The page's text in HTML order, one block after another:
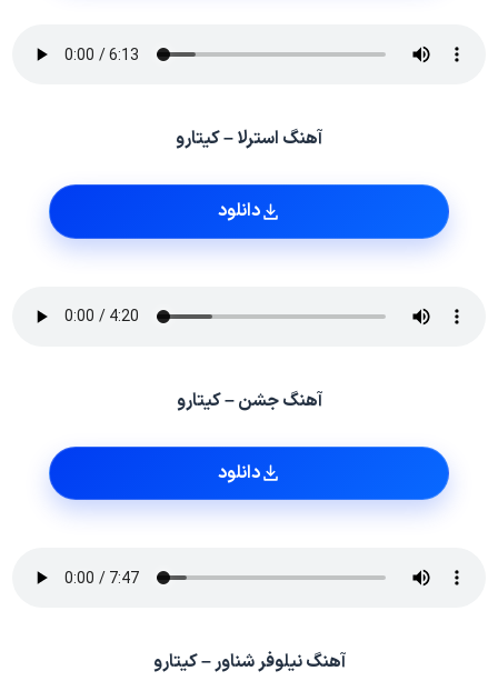
آهنگ استرلا – کیتارو
دانلود
آهنگ جشن – کیتارو
دانلود
آهنگ نیلوفر شناور – کیتارو